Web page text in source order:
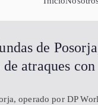
de
atraques
operado por DP